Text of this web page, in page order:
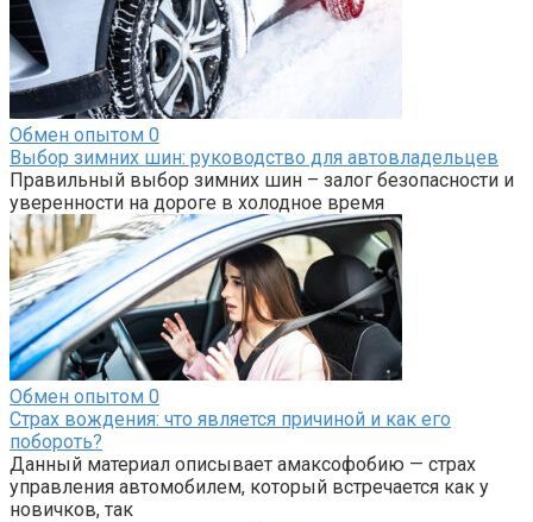
Обмен опытом 0
Выбор зимних шин: руководство для автовладельцев
Правильный выбор зимних шин – залог безопасности и
уверенности на дороге в холодное время
Обмен опытом 0
Страх вождения: что является причиной и как его
побороть?
Данный материал описывает амаксофобию — страх
управления автомобилем, который встречается как у
новичков, так